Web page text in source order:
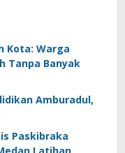
Kota: Warga
Tanpa Banyak
Amburadul,
Paskibraka